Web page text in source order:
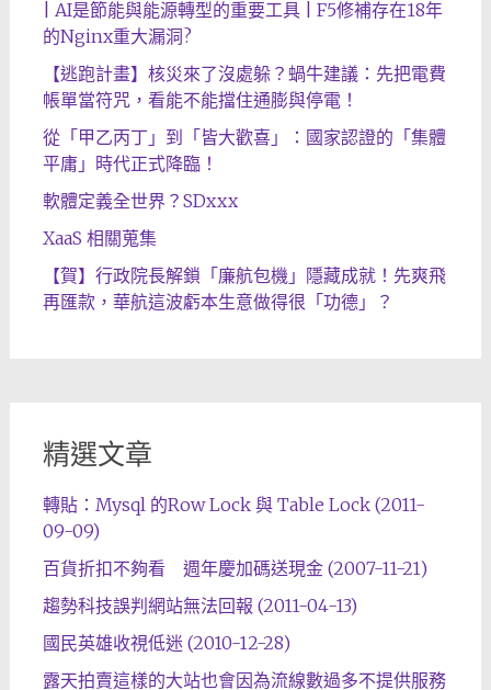
| AI是節能與能源轉型的重要工具 | F5修補存在18年
的Nginx重大漏洞?
【逃跑計畫】核災來了沒處躲？蝸牛建議：先把電費
帳單當符咒，看能不能擋住通膨與停電！
從「甲乙丙丁」到「皆大歡喜」：國家認證的「集體
平庸」時代正式降臨！
軟體定義全世界？SDxxx
XaaS 相關蒐集
【賀】行政院長解鎖「廉航包機」隱藏成就！先爽飛
再匯款，華航這波虧本生意做得很「功德」？
精選文章
轉貼：Mysql 的Row Lock 與 Table Lock (2011-
09-09)
百貨折扣不夠看 週年慶加碼送現金 (2007-11-21)
趨勢科技誤判網站無法回報 (2011-04-13)
國民英雄收視低迷 (2010-12-28)
露天拍賣這樣的大站也會因為流線數過多不提供服務